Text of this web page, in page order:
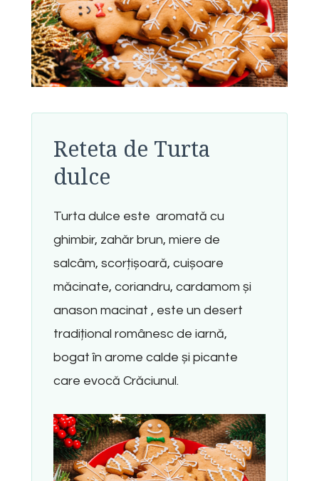
Reteta de Turta
dulce
Turta dulce este aromată cu
ghimbir, zahăr brun, miere de
salcâm, scorțișoară, cuișoare
măcinate, coriandru, cardamom și
anason macinat , este un desert
tradițional românesc de iarnă,
bogat în arome calde și picante
care evocă Crăciunul.